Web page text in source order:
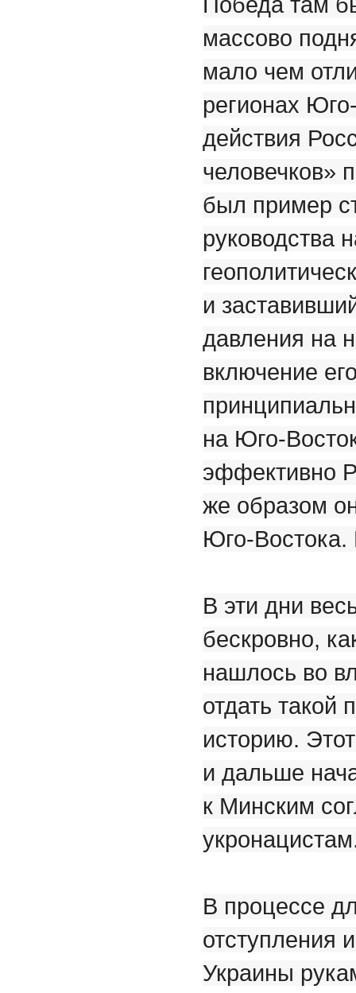
массово
мало чем
регионах
действия
человечков»
был пример
руководства
и
давления на
включение
на Юго-
эффективно
же образом
Юго-
В эти дни
бескровно,
нашлось во
отдать такой
историю.
и дальше
к Минским
В процессе
отступления
Украины